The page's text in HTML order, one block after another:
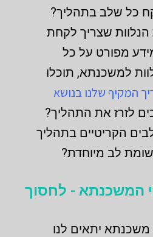
כל שלב בתהליך?
הנלוות שצריך לקחת
מפורט על כל
למשכנתא, תוכלו
המקיף שלנו בנושא
לזרז את התהליך?
הקריטיים בתהליך
לב מיוחדת?
המשכנתא - לחסוך
משכנתא יתאים לנו